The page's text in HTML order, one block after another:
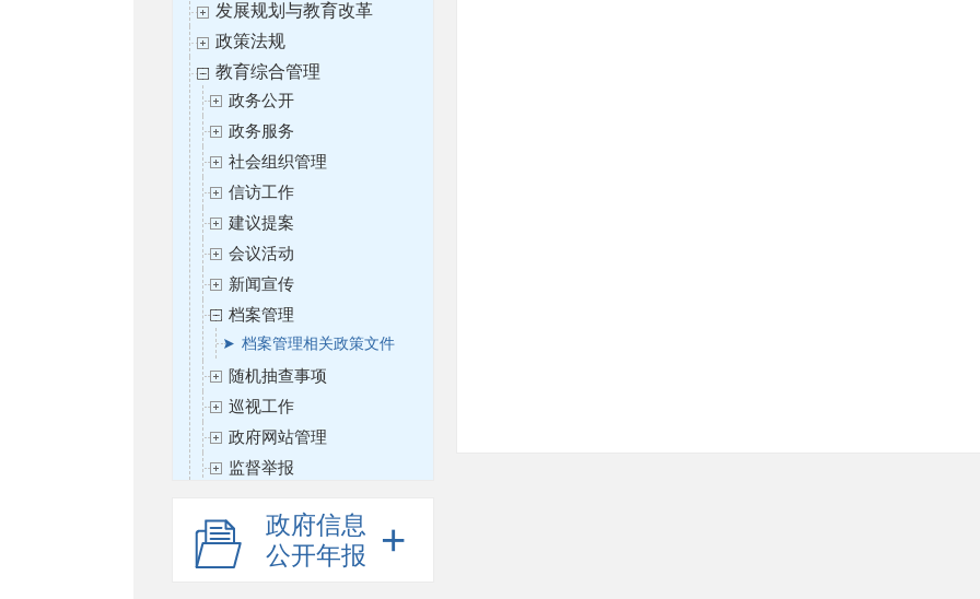
发展规划与教育改革
政策法规
教育综合管理
政务公开
政务服务
社会组织管理
信访工作
建议提案
会议活动
新闻宣传
档案管理
档案管理相关政策文件
随机抽查事项
巡视工作
政府网站管理
监督举报
职业与成人教育
高等教育
政府信息
公开年报